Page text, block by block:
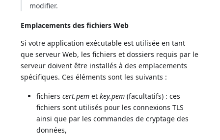
modifier.
Emplacements des fichiers Web
Si votre application exécutable est utilisée en tant
que serveur Web, les fichiers et dossiers requis par le
serveur doivent être installés à des emplacements
spécifiques. Ces éléments sont les suivants :
fichierscert.pem etkey.pem (facultatifs) : ces
fichiers sont utilisés pour les connexions TLS
ainsi que par les commandes de cryptage des
données,